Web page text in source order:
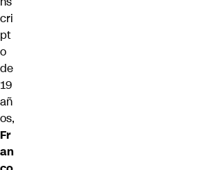
cri
pt
o
de
19
añ
os,
Fr
an